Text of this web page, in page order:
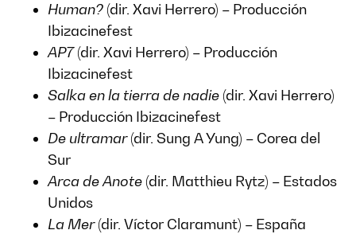
Human? (dir. Xavi Herrero) – Producción
Ibizacinefest
AP7(dir. Xavi Herrero) – Producción
Ibizacinefest
Salka en la tierra de nadie (dir. Xavi Herrero)
– Producción Ibizacinefest
De ultramar(dir. Sung A Yung) – Corea del
Sur
Arca de Anote (dir. Matthieu Rytz) – Estados
Unidos
La Mer(dir. Víctor Claramunt) – España